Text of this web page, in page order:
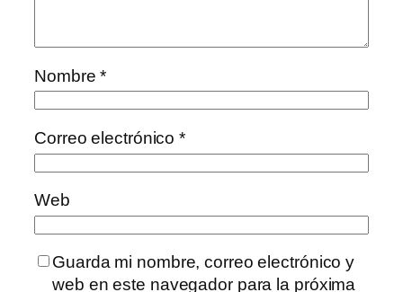
Nombre*
Correo electrónico*
Web
Guarda mi nombre, correo electrónico y
web en este navegador para la próxima